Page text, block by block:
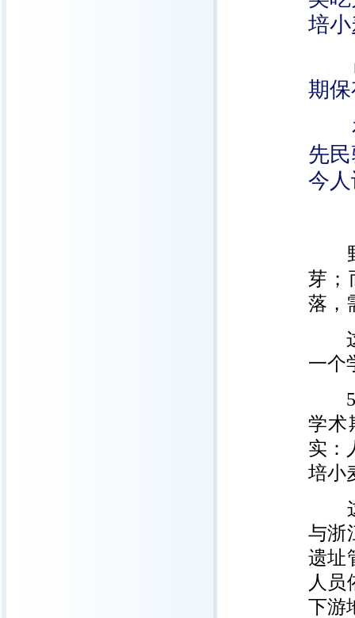
培
吕
期
在
先
今
野
芽；
落，
这
一个
5月
学术
实：
培小
这
与浙
遗址
人
下游